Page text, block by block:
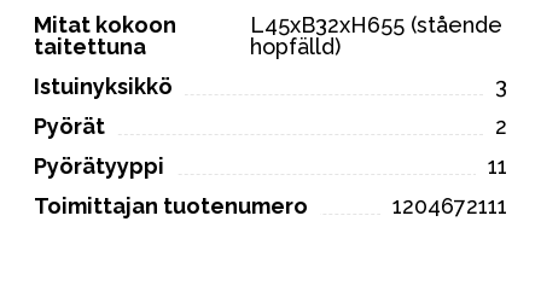
Mitat kokoon
taitettuna
L45xB32xH655 (stående
hopfälld)
Istuinyksikkö
3
Pyörät
2
Pyörätyyppi
11
Toimittajan tuotenumero
1204672111